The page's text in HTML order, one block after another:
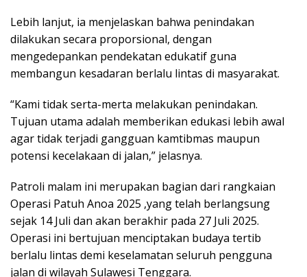
Lebih lanjut, ia menjelaskan bahwa penindakan
dilakukan secara proporsional, dengan
mengedepankan pendekatan edukatif guna
membangun kesadaran berlalu lintas di masyarakat.
“Kami tidak serta-merta melakukan penindakan.
Tujuan utama adalah memberikan edukasi lebih awal
agar tidak terjadi gangguan kamtibmas maupun
potensi kecelakaan di jalan,” jelasnya.
Patroli malam ini merupakan bagian dari rangkaian
Operasi Patuh Anoa 2025 ,yang telah berlangsung
sejak 14 Juli dan akan berakhir pada 27 Juli 2025.
Operasi ini bertujuan menciptakan budaya tertib
berlalu lintas demi keselamatan seluruh pengguna
jalan di wilayah Sulawesi Tenggara.